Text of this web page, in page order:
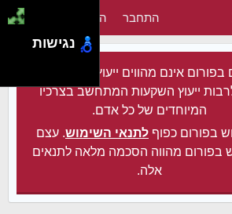
התחבר הירשם
בפורום אינם מהווים ייעוץ מקצועי מכל
ייעוץ השקעות המתחשב בצרכיו
המיוחדים של כל אדם.
בפורום כפוף לתנאי השימוש. עצם
בפורום מהווה הסכמה מלאה לתנאים
אלה.
נגישות